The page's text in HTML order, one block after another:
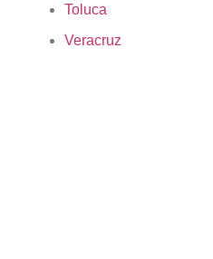
Toluca
Veracruz